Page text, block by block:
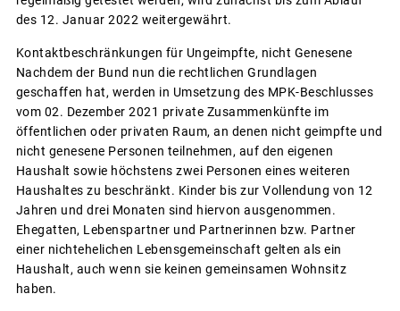
des 12. Januar 2022 weitergewährt.
Kontaktbeschränkungen für Ungeimpfte, nicht Genesene
Nachdem der Bund nun die rechtlichen Grundlagen
geschaffen hat, werden in Umsetzung des MPK-Beschlusses
vom 02. Dezember 2021 private Zusammenkünfte im
öffentlichen oder privaten Raum, an denen nicht geimpfte und
nicht genesene Personen teilnehmen, auf den eigenen
Haushalt sowie höchstens zwei Personen eines weiteren
Haushaltes zu beschränkt. Kinder bis zur Vollendung von 12
Jahren und drei Monaten sind hiervon ausgenommen.
Ehegatten, Lebenspartner und Partnerinnen bzw. Partner
einer nichtehelichen Lebensgemeinschaft gelten als ein
Haushalt, auch wenn sie keinen gemeinsamen Wohnsitz
haben.